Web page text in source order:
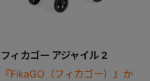
フィカゴー アジャイル 2
『FikaGO（フィカゴー）』か